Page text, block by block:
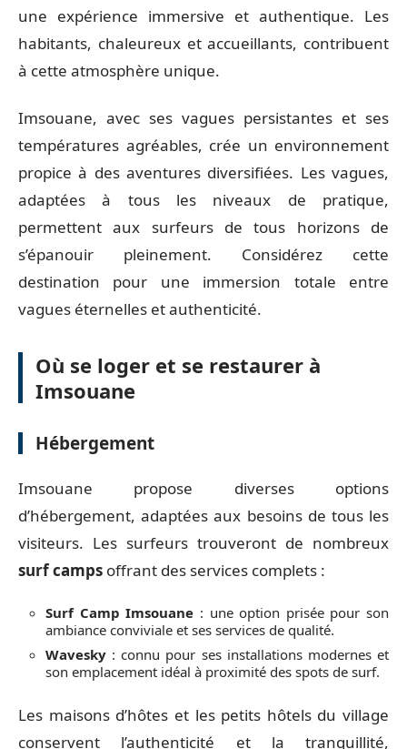
une expérience immersive et authentique. Les
habitants, chaleureux et accueillants, contribuent
à cette atmosphère unique.
Imsouane, avec ses vagues persistantes et ses
températures agréables, crée un environnement
propice à des aventures diversifiées. Les vagues,
adaptées à tous les niveaux de pratique,
permettent aux surfeurs de tous horizons de
s’épanouir pleinement. Considérez cette
destination pour une immersion totale entre
vagues éternelles et authenticité.
Où se loger et se restaurer à
Imsouane
Hébergement
Imsouane propose diverses options
d’hébergement, adaptées aux besoins de tous les
visiteurs. Les surfeurs trouveront de nombreux
surf camps offrant des services complets :
Surf Camp Imsouane : une option prisée pour son
ambiance conviviale et ses services de qualité.
Wavesky : connu pour ses installations modernes et
son emplacement idéal à proximité des spots de surf.
Les maisons d’hôtes et les petits hôtels du village
conservent l’authenticité et la tranquillité,